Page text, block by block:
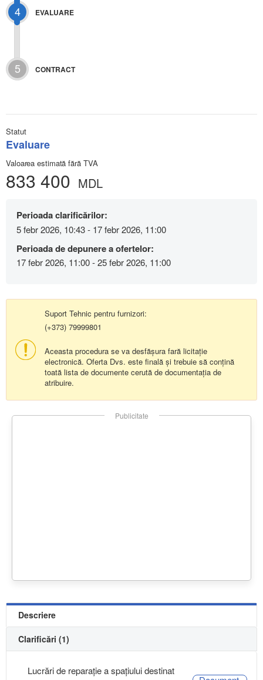
4 EVALUARE
5 CONTRACT
Statut
Evaluare
Valoarea estimată fără TVA
833 400 MDL
Perioada clarificărilor:
5 febr 2026, 10:43 - 17 febr 2026, 11:00
Perioada de depunere a ofertelor:
17 febr 2026, 11:00 - 25 febr 2026, 11:00
Suport Tehnic pentru furnizori:
(+373) 79999801
Aceasta procedura se va desfășura fară licitație
electronică. Oferta Dvs. este finală și trebuie să conțină
toată lista de documente cerută de documentația de
atribuire.
Publicitate
Descriere
Clarificări (1)
Lucrări de reparație a spațiului destinat